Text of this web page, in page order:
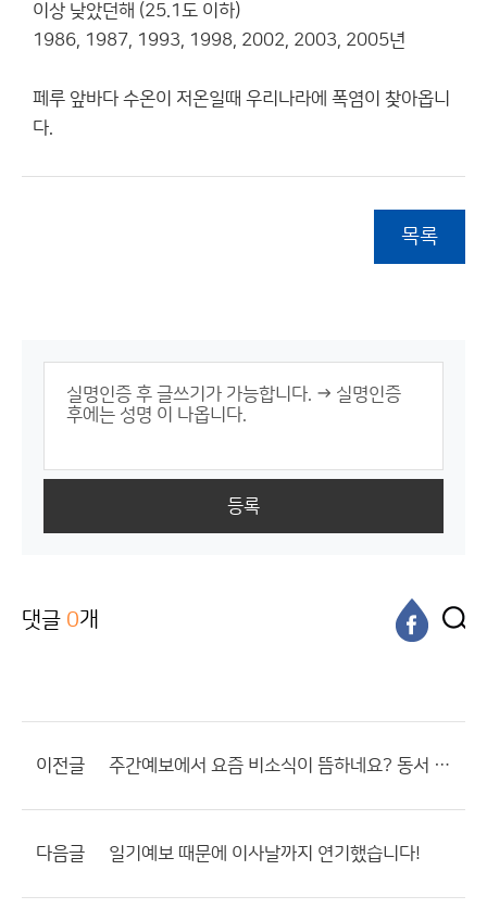
이상 낮았던해 (25.1도 이하)
1986, 1987, 1993, 1998, 2002, 2003, 2005년
페루 앞바다 수온이 저온일때 우리나라에 폭염이 찾아옵니
다.
목록
등록
댓글 0개
이전글 주간예보에서 요즘 비소식이 뜸하네요? 동서 고압대 언제까지??
다음글 일기예보 때문에 이사날까지 연기했습니다!